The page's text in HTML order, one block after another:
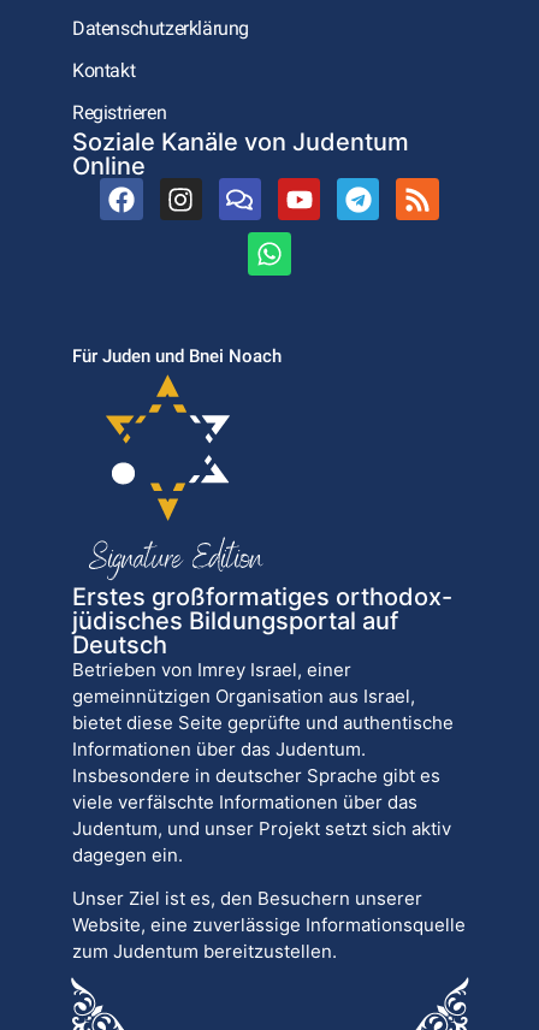
Datenschutzerklärung
Kontakt
Registrieren
Soziale Kanäle von Judentum
Online
Für Juden und Bnei Noach
Erstes großformatiges orthodox-
jüdisches Bildungsportal auf
Deutsch
Betrieben von Imrey Israel, einer
gemeinnützigen Organisation aus Israel,
bietet diese Seite geprüfte und authentische
Informationen über das Judentum.
Insbesondere in deutscher Sprache gibt es
viele verfälschte Informationen über das
Judentum, und unser Projekt setzt sich aktiv
dagegen ein.
Unser Ziel ist es, den Besuchern unserer
Website, eine zuverlässige Informationsquelle
zum Judentum bereitzustellen.